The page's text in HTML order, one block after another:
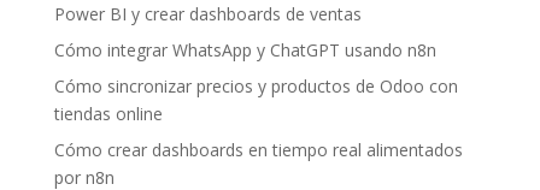
Power BI y crear dashboards de ventas
Cómo integrar WhatsApp y ChatGPT usando n8n
Cómo sincronizar precios y productos de Odoo con
tiendas online
Cómo crear dashboards en tiempo real alimentados
por n8n